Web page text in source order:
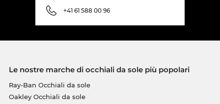
+41 61 588 00 96
Le nostre marche di occhiali da sole più popolari
Ray-Ban Occhiali da sole
Oakley Occhiali da sole